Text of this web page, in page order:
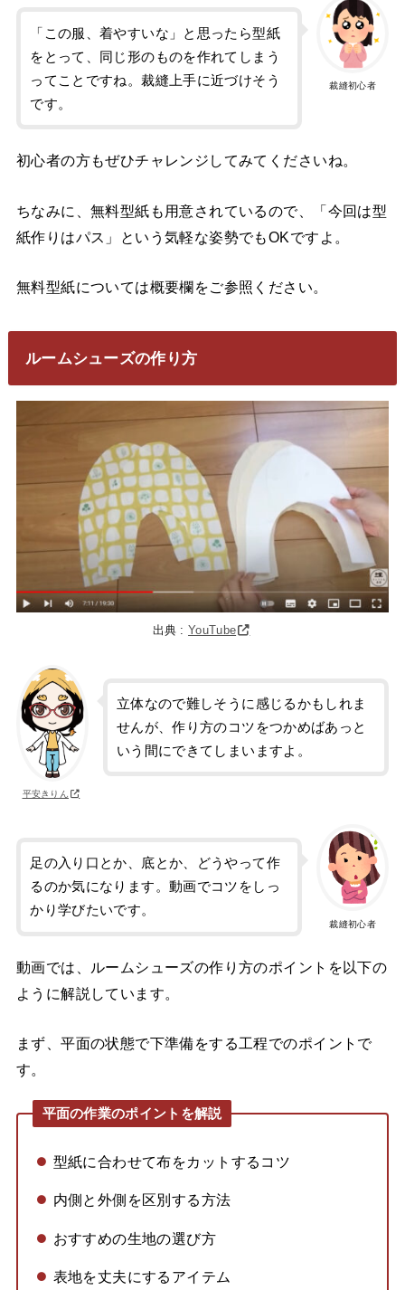
裁縫初心者
「この服、着やすいな」と思ったら型紙
をとって、同じ形のものを作れてしまう
ってことですね。裁縫上手に近づけそう
です。
初心者の方もぜひチャレンジしてみてくださいね。
ちなみに、無料型紙も用意されているので、「今回は型
紙作りはパス」という気軽な姿勢でもOKですよ。
無料型紙については概要欄をご参照ください。
ルームシューズの作り方
出典 :YouTube
平安きりん
立体なので難しそうに感じるかもしれま
せんが、作り方のコツをつかめばあっと
いう間にできてしまいますよ。
裁縫初心者
足の入り口とか、底とか、どうやって作
るのか気になります。動画でコツをしっ
かり学びたいです。
動画では、ルームシューズの作り方のポイントを以下の
ように解説しています。
まず、平面の状態で下準備をする工程でのポイントで
す。
平面の作業のポイントを解説
型紙に合わせて布をカットするコツ
内側と外側を区別する方法
おすすめの生地の選び方
表地を丈夫にするアイテム